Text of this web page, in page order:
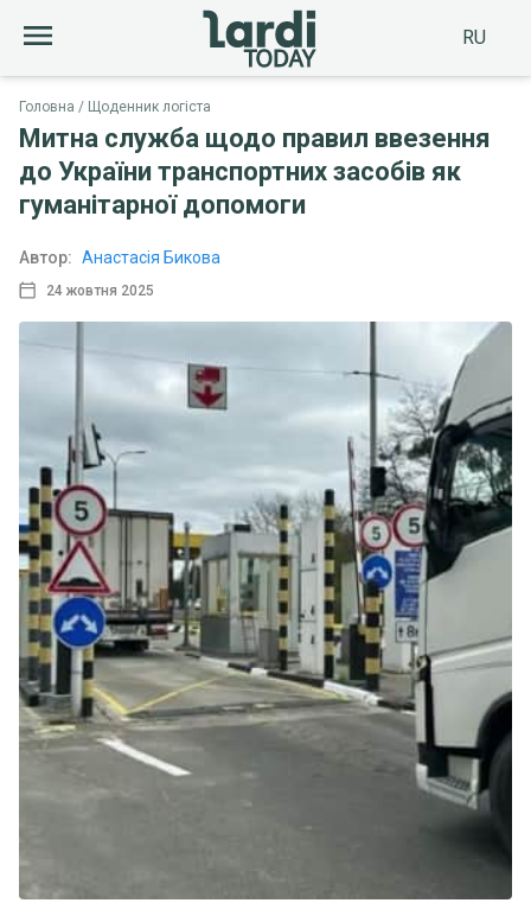
RU
Головна Щоденник логіста
Митна служба щодо правил ввезення
до України транспортних засобів як
гуманітарної допомоги
24 жовтня 2025
Автор: Анастасія Бикова